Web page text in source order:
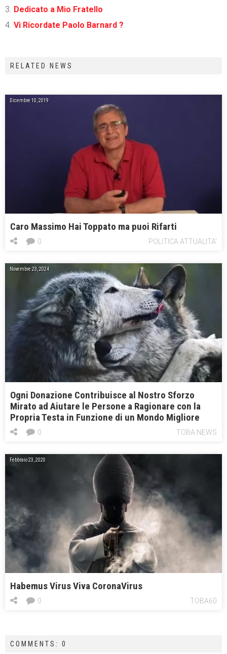
Dedicato a Mio Fratello
Vi Ricordate Paolo Barnard ?
RELATED NEWS
Dicembre 10, 2019
Caro Massimo Hai Toppato ma puoi Rifarti
POLITICA ATTUALITA'
0
Novembre 23, 2024
Ogni Donazione Contribuisce al Nostro Sforzo
Mirato ad Aiutare le Persone a Ragionare con la
Propria Testa in Funzione di un Mondo Migliore
TOBA NEWS
0
Febbraio 23, 2020
Habemus Virus Viva CoronaVirus
TOBA60
0
COMMENTS: 0